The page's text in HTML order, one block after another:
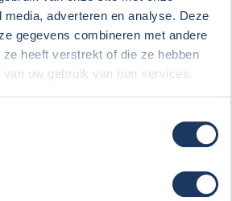
adverteren en analyse. Deze
gegevens combineren met andere
ze heeft verstrekt of die ze hebben
uw gebruik van hun services.
voor nieuwsbrief 'verkoop'